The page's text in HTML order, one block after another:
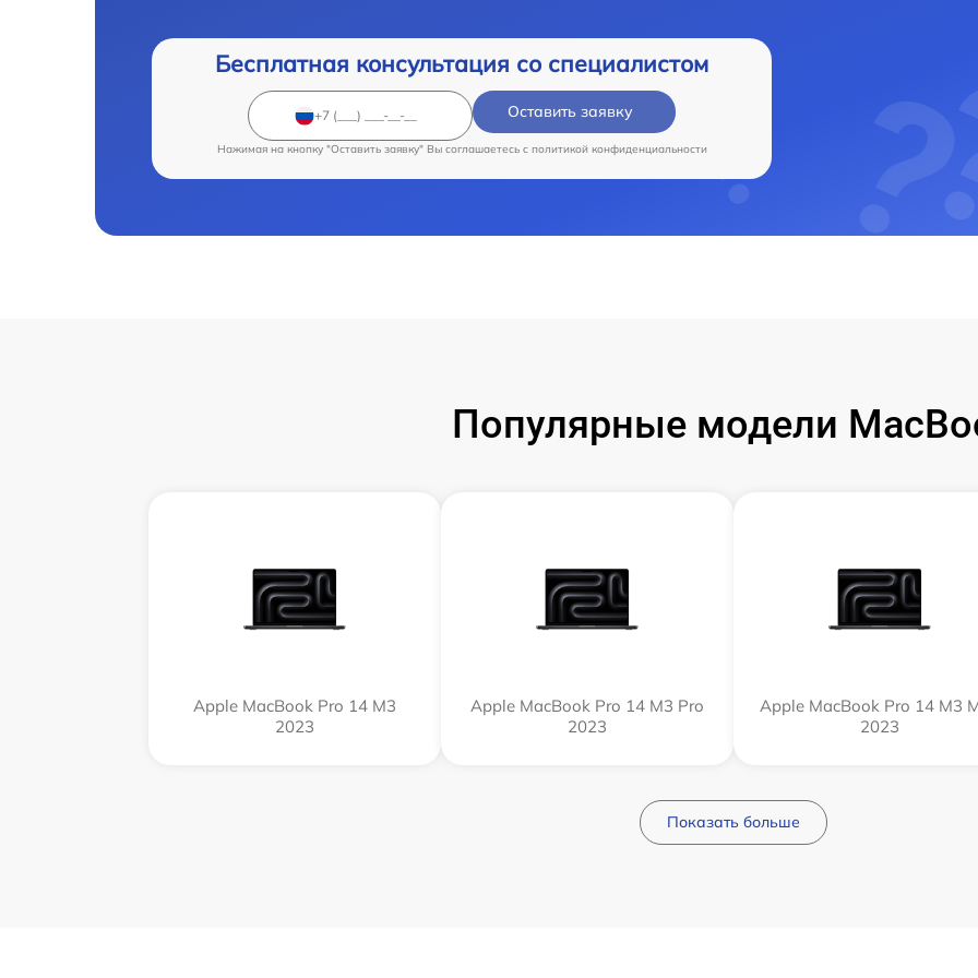
Бесплатная консультация со специалистом
Оставить заявку
Нажимая на кнопку "Оставить заявку" Вы соглашаетесь c политикой конфиденциальности
Популярные модели
Apple MacBook Pro 14 M3
2023
Apple MacBook Pro 14 M3 Pro
2023
Apple MacBook Pro 14 M3
2023
Показать больше